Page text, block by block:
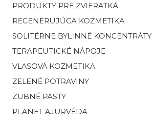
PRODUKTY PRE ZVIERATKÁ
REGENERUJÚCA KOZMETIKA
SOLITÉRNE BYLINNÉ KONCENTRÁTY
TERAPEUTICKÉ NÁPOJE
VLASOVÁ KOZMETIKA
ZELENÉ POTRAVINY
ZUBNÉ PASTY
PLANET AJURVÉDA